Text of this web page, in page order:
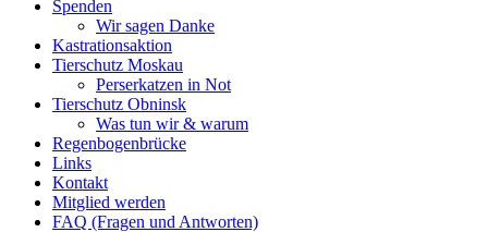
Spenden
Wir sagen Danke
Kastrationsaktion
Tierschutz Moskau
Perserkatzen in Not
Tierschutz Obninsk
Was tun wir & warum
Regenbogenbrücke
Links
Kontakt
Mitglied werden
FAQ (Fragen und Antworten)